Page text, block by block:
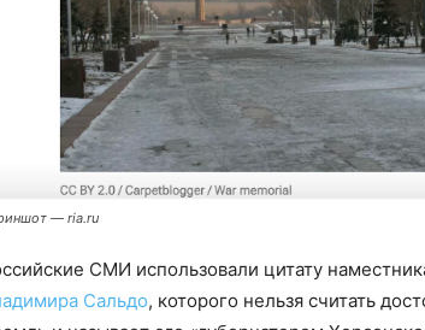
— ria.ru
СМИ использовали цитату
Сальдо, которого нельзя считать